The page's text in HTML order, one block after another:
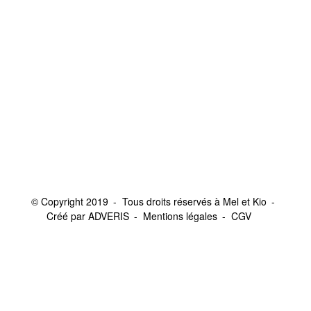
© Copyright 2019
Tous droits réservés à Mel et Kio
Créé par ADVERIS
Mentions légales CGV